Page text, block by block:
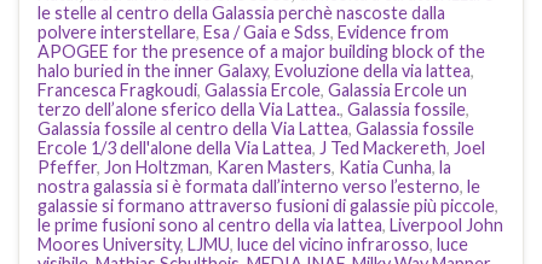
le stelle al centro della Galassia perchè nascoste dalla
polvere interstellare, Esa / Gaia e Sdss, Evidence from
APOGEE for the presence of a major building block of the
halo buried in the inner Galaxy, Evoluzione della via lattea,
Francesca Fragkoudi, Galassia Ercole, Galassia Ercole un
terzo dell’alone sferico della Via Lattea., Galassia fossile,
Galassia fossile al centro della Via Lattea, Galassia fossile
Ercole 1/3 dell'alone della Via Lattea, J Ted Mackereth, Joel
Pfeffer, Jon Holtzman, Karen Masters, Katia Cunha, la
nostra galassia si è formata dall’interno verso l’esterno, le
galassie si formano attraverso fusioni di galassie più piccole,
le prime fusioni sono al centro della via lattea, Liverpool John
Moores University, LJMU, luce del vicino infrarosso, luce